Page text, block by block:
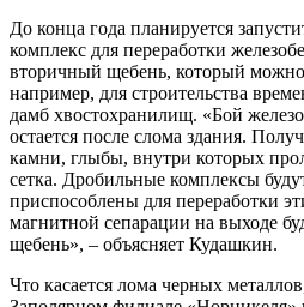
До конца года планируется
комплекс для переработки
вторичный щебень, который можно
например, для строительства
дамб хвостохранилищ. «Бой
остается после слома здания.
камни, глыбы, внутри которых
сетка. Дробильные комплексы
приспособлены для переработки
магнитной сепарации на выходе
щебень», – объясняет Кудашкин.
Что касается лома черных